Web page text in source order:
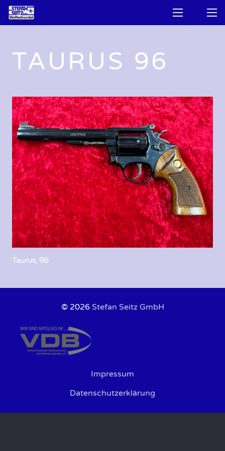
TAURUS 96
Taurus, 96
© 2026 Stefan Seitz GmbH
Impressum
Datenschutzerklärung